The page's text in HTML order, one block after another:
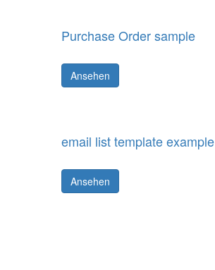
Purchase Order sample
Ansehen
email list template example
Ansehen